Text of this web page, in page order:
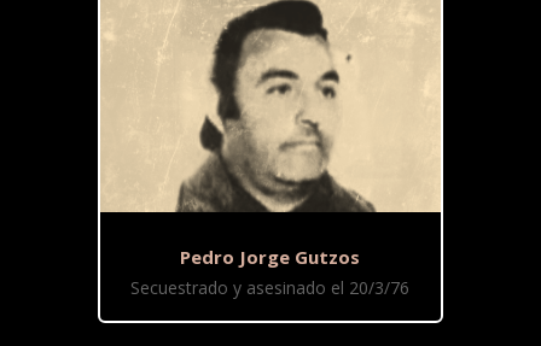
Pedro Jorge Gutzos
Secuestrado y asesinado el 20/3/76